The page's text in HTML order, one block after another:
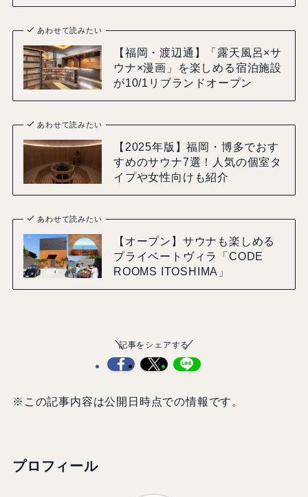
あわせて読みたい
【福岡・渡辺通】「露天風呂×サ
ウナ×漫画」を楽しめる宿泊施設
が10/1リブランドオープン
あわせて読みたい
【2025年版】福岡・博多でおす
すめのサウナ7選！人気の個室タ
イプや女性向けも紹介
あわせて読みたい
【オープン】サウナも楽しめる
プライベートヴィラ「CODE
ROOMS ITOSHIMA」
記事をシェアする
※この記事内容は公開日時点での情報です。
プロフィール